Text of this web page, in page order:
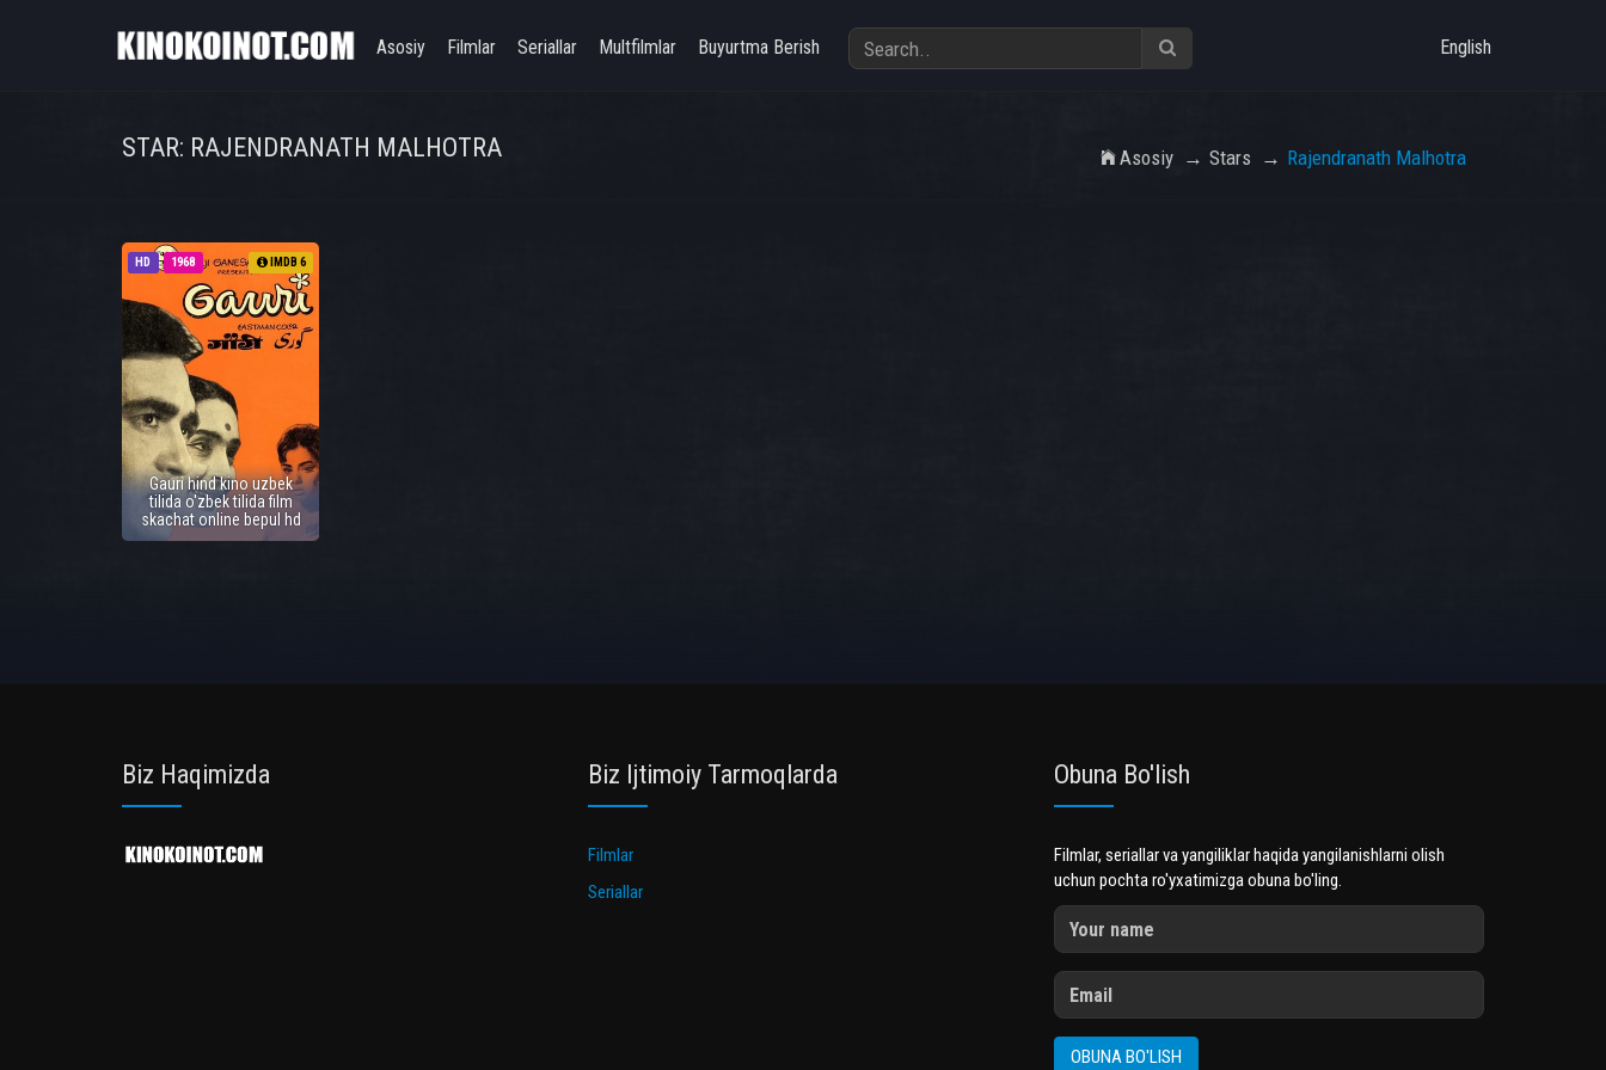
Asosiy Filmlar Seriallar Multfilmlar Buyurtma Berish English
STAR: RAJENDRANATH MALHOTRA Asosiy Stars Rajendranath Malhotra
HD 1968 IMDB 6
Gauri hind kino uzbek
tilida o'zbek tilida film
skachat online bepul hd
Biz Haqimizda Biz Ijtimoiy Tarmoqlarda
Filmlar
Seriallar
Obuna Bo'lish
Filmlar, seriallar va yangiliklar haqida yangilanishlarni olish
uchun pochta ro'yxatimizga obuna bo'ling.
OBUNA BO'LISH